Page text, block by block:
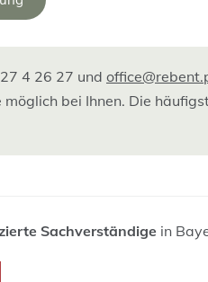
4 26 27 und
bei Ihnen. Die
Sachverständige in